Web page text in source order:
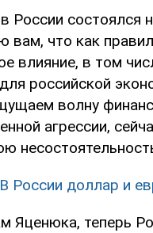
России состоялся
вам, что как
влияние, в том
российской
волну
агрессии,
В России доллар и
Яценюка, теперь